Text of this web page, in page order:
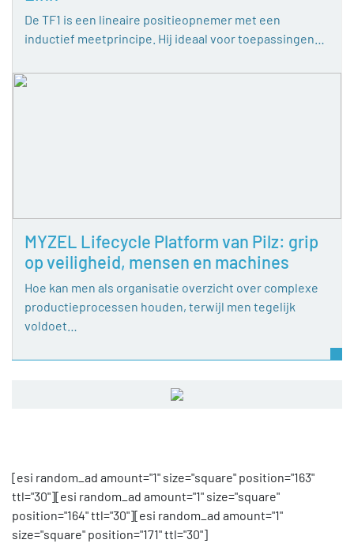
De TF1 is een lineaire positieopnemer met een
inductief meetprincipe. Hij ideaal voor toepassingen…
MYZEL Lifecycle Platform van Pilz: grip
op veiligheid, mensen en machines
Hoe kan men als organisatie overzicht over complexe
productieprocessen houden, terwijl men tegelijk
voldoet…
[esi random_ad amount="1" size="square" position="163"
ttl="30"][esi random_ad amount="1" size="square"
position="164" ttl="30"][esi random_ad amount="1"
size="square" position="171" ttl="30"]